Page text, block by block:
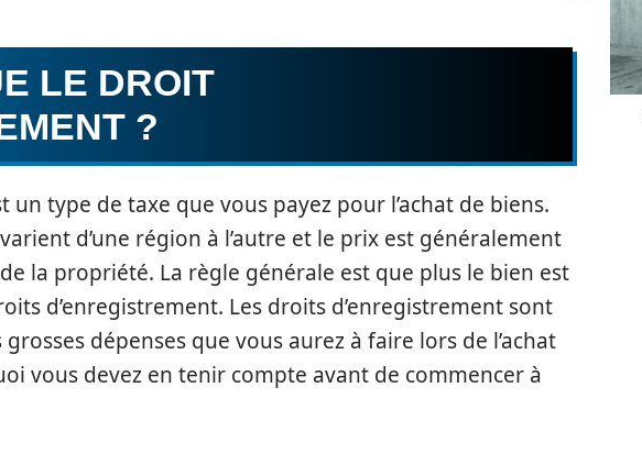
LE DROIT
?
un type de taxe que vous payez pour l’achat de biens.
d’une région à l’autre et le prix est généralement
la propriété. La règle générale est que plus le bien est
d’enregistrement. Les droits d’enregistrement sont
dépenses que vous aurez à faire lors de l’achat
vous devez en tenir compte avant de commencer à